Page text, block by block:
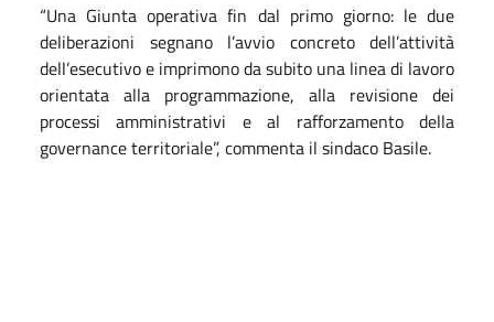
“Una Giunta operativa fin dal primo giorno: le due
deliberazioni segnano l’avvio concreto dell’attività
dell’esecutivo e imprimono da subito una linea di lavoro
orientata alla programmazione, alla revisione dei
processi amministrativi e al rafforzamento della
governance territoriale”, commenta il sindaco Basile.